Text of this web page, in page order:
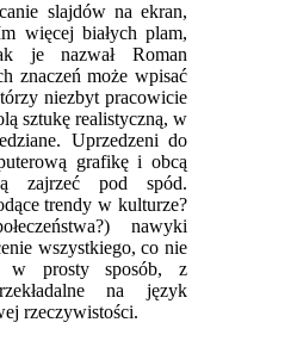
slajdów na ekran,
więcej białych plam,
je nazwał Roman
znaczeń może wpisać
niezbyt pracowicie
sztukę realistyczną, w
Uprzedzeni do
grafikę i obcą
zajrzeć pod spód.
trendy w kulturze?
nawyki
wszystkiego, co nie
w prosty sposób, z
na język
rzeczywistości.